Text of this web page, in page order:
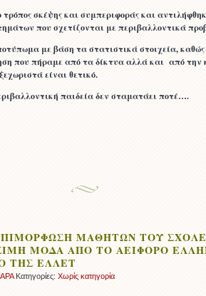
σκέψης και συμπεριφοράς και
που σχετίζονται με περιβαλλοντικά
με βάση τα στατιστικά στοιχεία,
που πήραμε από τα δίκτυα αλλά και από την
είναι θετικό.
παιδεία δεν σταματάει ποτέ….
ΜΑΘΗΤΩΝ ΤΟΥ
ΜΟΔΑ ΑΠΟ ΤΟ ΑΕΙΦΟΡΟ
ΤΗΣ ΕΛΛΕΤ
Κατηγορίες: Χωρίς κατηγορία
στο